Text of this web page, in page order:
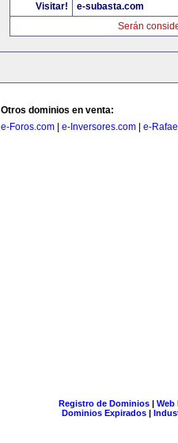
Visitar!
e-subasta.com
Serán
Otros dominios en venta:
e-Foros.com
e-Inversores.com e-
Registro de Dominios| Web
Dominios Expirados |